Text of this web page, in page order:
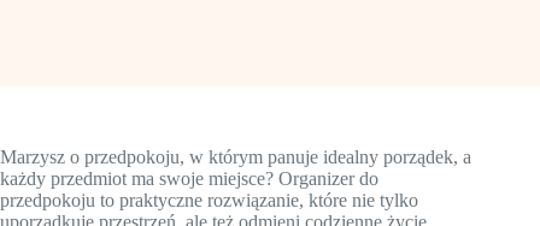
Marzysz o przedpokoju, w którym panuje idealny porządek, a
każdy przedmiot ma swoje miejsce? Organizer do
przedpokoju to praktyczne rozwiązanie, które nie tylko
uporządkuje przestrzeń, ale też odmieni codzienne życie